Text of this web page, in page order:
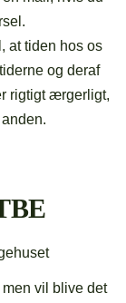
at tiden hos os
og deraf
rigtigt ærgerligt,
vil blive det